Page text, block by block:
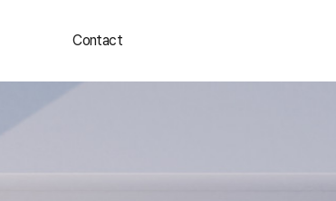
Contact